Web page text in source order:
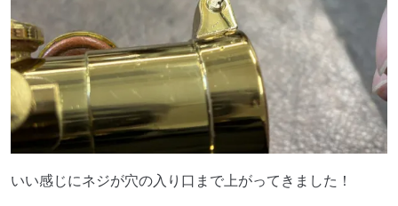
いい感じにネジが穴の入り口まで上がってきました！